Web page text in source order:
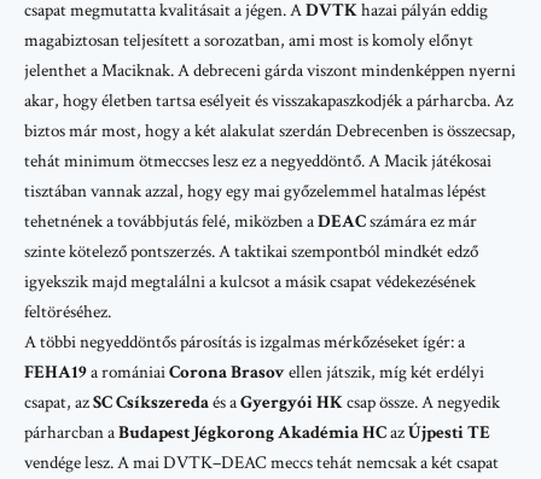
csapat megmutatta kvalitásait a jégen. ADVTKhazai pályán eddig
magabiztosan teljesített a sorozatban, ami most is komoly előnyt
jelenthet a Maciknak. A debreceni gárda viszont mindenképpen nyerni
akar, hogy életben tartsa esélyeit és visszakapaszkodjék a párharcba. Az
biztos már most, hogy a két alakulat szerdán Debrecenben is összecsap,
tehát minimum ötmeccses lesz ez a negyeddöntő. A Macik játékosai
tisztában vannak azzal, hogy egy mai győzelemmel hatalmas lépést
tehetnének a továbbjutás felé, miközben aDEACszámára ez már
szinte kötelező pontszerzés. A taktikai szempontból mindkét edző
igyekszik majd megtalálni a kulcsot a másik csapat védekezésének
feltöréséhez.
A többi negyeddöntős párosítás is izgalmas mérkőzéseket ígér: a
FEHA19a romániaiCorona Brasovellen játszik, míg két erdélyi
csapat, azSC Csíkszeredaés aGyergyói HKcsap össze. A negyedik
párharcban aBudapest Jégkorong Akadémia HCazÚjpesti TE
vendége lesz. A mai DVTK–DEAC meccs tehát nemcsak a két csapat